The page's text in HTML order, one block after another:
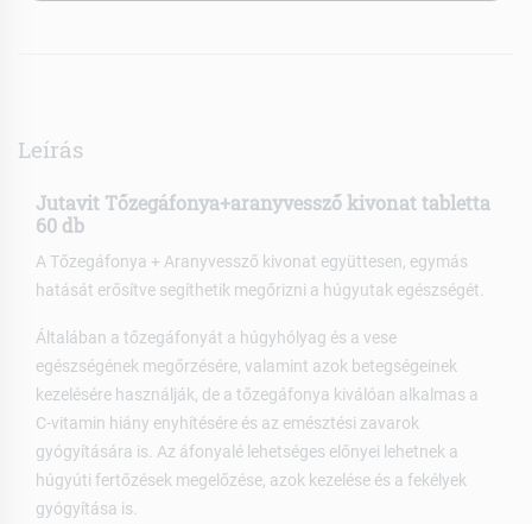
Leírás
Jutavit Tőzegáfonya+aranyvessző kivonat tabletta
60 db
A Tőzegáfonya + Aranyvessző kivonat együttesen, egymás
hatását erősítve segíthetik megőrizni a húgyutak egészségét.
Általában a tőzegáfonyát a húgyhólyag és a vese
egészségének megőrzésére, valamint azok betegségeinek
kezelésére használják, de a tőzegáfonya kiválóan alkalmas a
C-vitamin hiány enyhítésére és az emésztési zavarok
gyógyítására is. Az áfonyalé lehetséges előnyei lehetnek a
húgyúti fertőzések megelőzése, azok kezelése és a fekélyek
gyógyítása is.